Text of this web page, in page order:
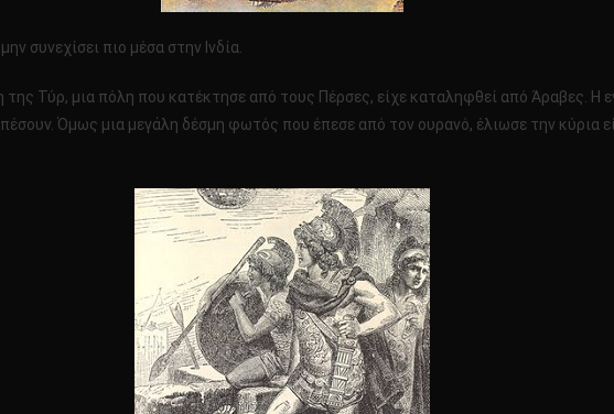
συνεχίσει πιο μέσα στην Ινδία.
Τύρ, μια πόλη που κατέκτησε από τους Πέρσες, είχε καταληφθεί από Άραβες. Η
Όμως μια μεγάλη δέσμη φωτός που έπεσε από τον ουρανό, έλιωσε την κύρια